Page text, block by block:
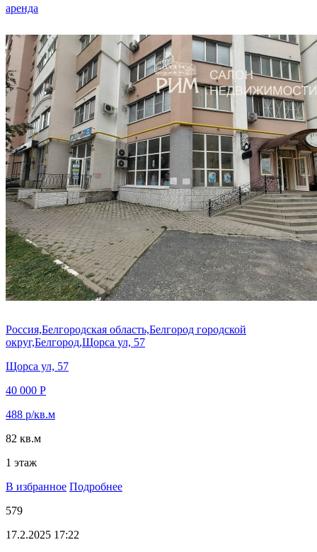
аренда
Россия,Белгородская область,Белгород городской
округ,Белгород,Щорса ул, 57
Щорса ул, 57
40 000 Р
488 р/кв.м
82 кв.м
1 этаж
В избранное Подробнее
579
17.2.2025 17:22